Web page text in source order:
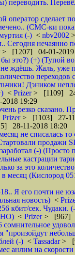
переводить.
оператор
(СМС-ки
(-) < nbv2002
Сегодня нечаянно
> [1207] 04-01-2019
это?) (+) (Тупой
не ждёшь. Жаль, уже
Дэником
< Prizer> [1109]
19:29
резко сказано.
Prizer> [1103] 27-
28-11-2018 18:20
не списалась
продажи
(-) (Просто
кастрации
за это
(Кислород
Я его почти не
новость) <
кбит/сек. Чудаки.
< Prizer> [967]
сомнительное
"произойдут
(-) < Tassadar>
анлим на